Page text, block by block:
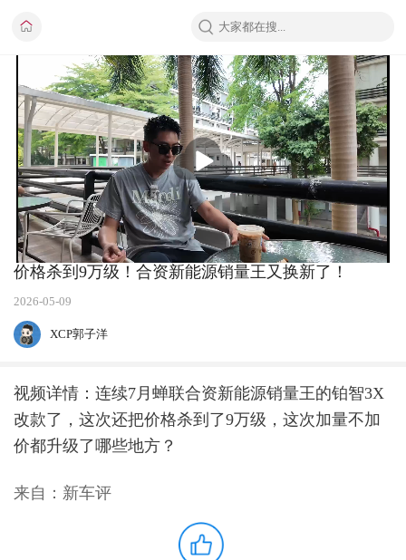
播
放
价格杀到9万级！合资新能源销量王又换新了！
2026-05-09
XCP郭子洋
视频详情：连续7月蝉联合资新能源销量王的铂智3X
改款了，这次还把价格杀到了9万级，这次加量不加
价都升级了哪些地方？
来自：新车评